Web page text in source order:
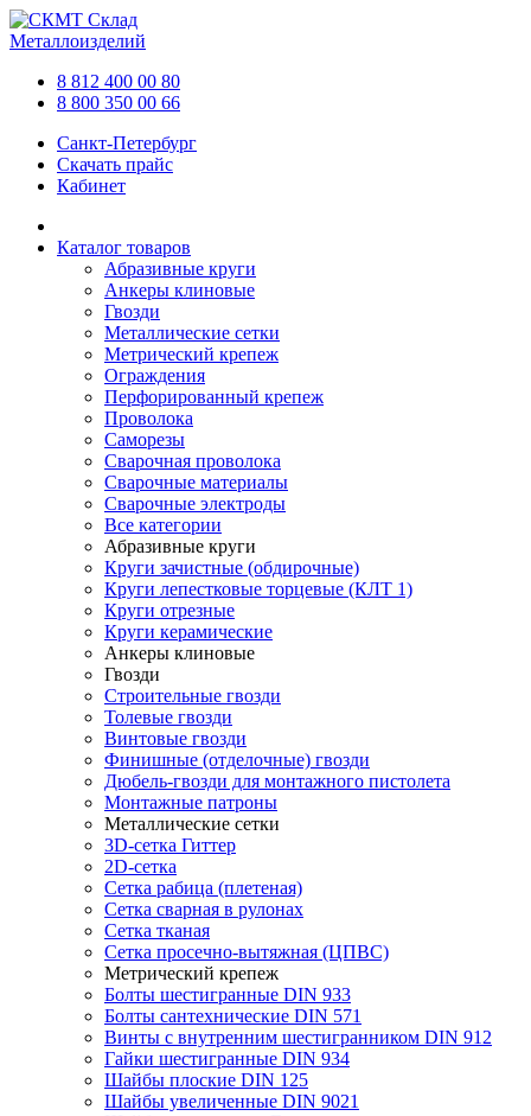
Склад
Металлоизделий
8 812 400 00 80
8 800 350 00 66
Санкт-Петербург
Скачать прайс
Кабинет
Каталог товаров
Абразивные круги
Анкеры клиновые
Гвозди
Металлические сетки
Метрический крепеж
Ограждения
Перфорированный крепеж
Проволока
Саморезы
Сварочная проволока
Сварочные материалы
Сварочные электроды
Все категории
Абразивные круги
Круги зачистные (обдирочные)
Круги лепестковые торцевые (КЛТ 1)
Круги отрезные
Круги керамические
Анкеры клиновые
Гвозди
Строительные гвозди
Толевые гвозди
Винтовые гвозди
Финишные (отделочные) гвозди
Дюбель-гвозди для монтажного пистолета
Монтажные патроны
Металлические сетки
3D-сетка Гиттер
2D-сетка
Сетка рабица (плетеная)
Сетка сварная в рулонах
Сетка тканая
Сетка просечно-вытяжная (ЦПВС)
Метрический крепеж
Болты шестигранные DIN 933
Болты сантехнические DIN 571
Винты с внутренним шестигранником DIN 912
Гайки шестигранные DIN 934
Шайбы плоские DIN 125
Шайбы увеличенные DIN 9021